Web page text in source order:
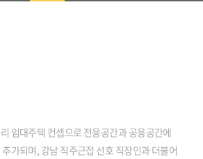
임대주택 컨셉으로 전용공간과 공용공간에
가되며, 강남 직주근접 선호 직장인과 더불어